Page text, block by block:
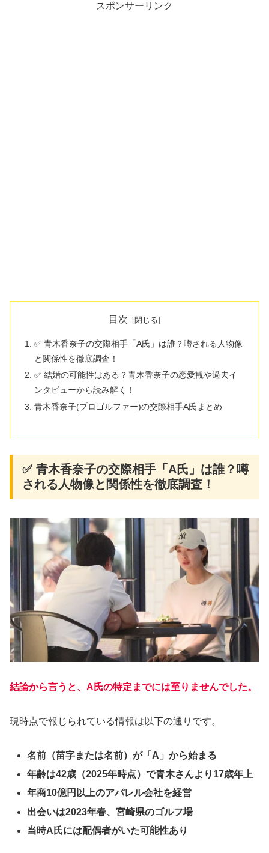
スポンサーリンク
目次
✅ 青木香奈子の交際相手「A氏」は誰？噂される人物像
と関係性を徹底調査！
✅ 結婚の可能性はある？青木香奈子の恋愛観や過去イ
ンタビューから読み解く！
青木香奈子(プロゴルファー)の交際相手A氏まとめ
✅ 青木香奈子の交際相手「A氏」は誰？噂
される人物像と関係性を徹底調査！
結論から言うと、A氏の特定までには至りませんでした。
現時点で報じられている情報は以下の通りです。
名前（苗字または名前）が「A」から始まる
年齢は42歳（2025年時点）で青木さんより17歳年上
年商10億円以上のアパレル会社を経営
出会いは2023年春、宮崎県のゴルフ場
当時A氏には配偶者がいた可能性あり